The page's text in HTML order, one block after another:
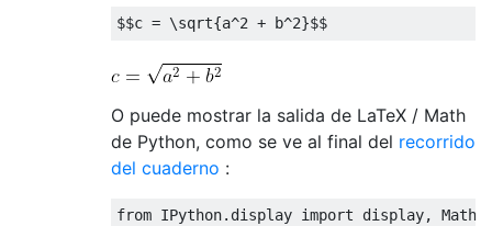
$$c = \sqrt{a^2 + b^2}$$
O puede mostrar la salida de LaTeX / Math
de Python, como se ve al final del recorrido
del cuaderno :
from IPython.display import display, Math,